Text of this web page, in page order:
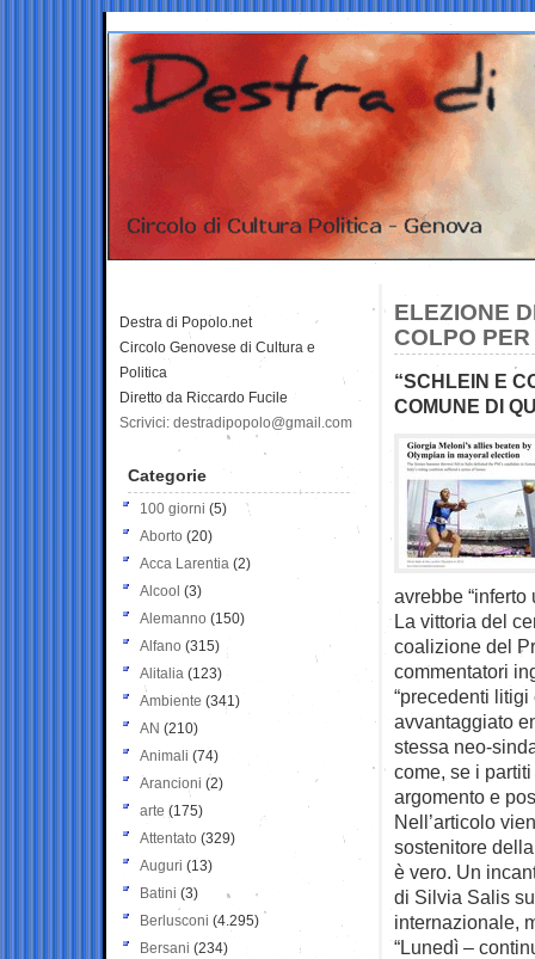
ELEZIONE
COLPO
“SCHLEIN E
COMUNE DI
avrebbe
La vittoria del
coalizione del
commentatori
“precedenti
avvantaggiato
stessa neo-
come, se i
argomento e
Nell’articolo
sostenitore
è vero. Un
di Silvia Salis
internazionale,
“Lunedì –
Destra di Popolo.net
Circolo Genovese di Cultura e
Politica
Diretto da Riccardo Fucile
Scrivici: destradipopolo@gmail.com
Categorie
100 giorni (5)
Aborto (20)
Acca Larentia (2)
Alcool (3)
Alemanno (150)
Alfano (315)
Alitalia (123)
Ambiente (341)
AN (210)
Animali (74)
Arancioni (2)
arte (175)
Attentato (329)
Auguri (13)
Batini (3)
Berlusconi (4.295)
Bersani (234)